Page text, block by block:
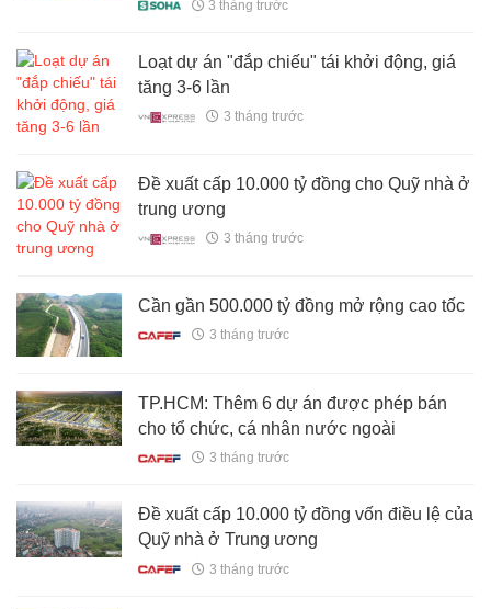
hết 80% giỏ hàng trong 36 tiếng
3 tháng trước
Loạt dự án "đắp chiếu" tái khởi động, giá
tăng 3-6 lần
3 tháng trước
Đề xuất cấp 10.000 tỷ đồng cho Quỹ nhà ở
trung ương
3 tháng trước
Cần gần 500.000 tỷ đồng mở rộng cao tốc
3 tháng trước
TP.HCM: Thêm 6 dự án được phép bán
cho tổ chức, cá nhân nước ngoài
3 tháng trước
Đề xuất cấp 10.000 tỷ đồng vốn điều lệ của
Quỹ nhà ở Trung ương
3 tháng trước